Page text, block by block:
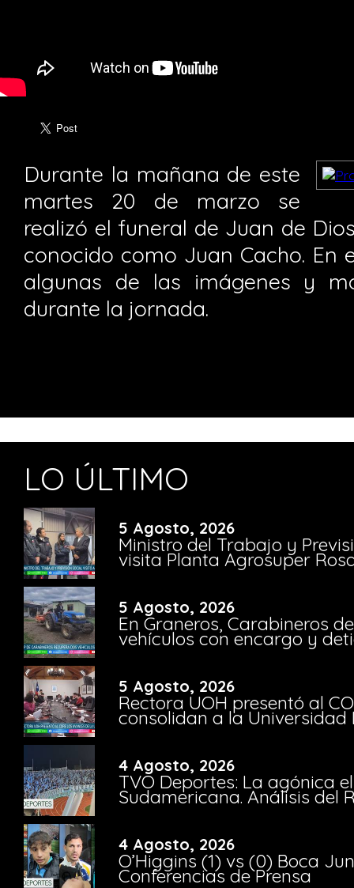
Durante la mañana de este
martes 20 de marzo se
realizó el funeral de Juan de
conocido como Juan Cacho. En
algunas de las imágenes y
durante la jornada.
LO ÚLTIMO
5 Agosto, 2026
Ministro del Trabajo y
visita Planta Agrosuper
5 Agosto, 2026
En Graneros, Carabineros
vehículos con encargo y
5 Agosto, 2026
Rectora UOH presentó al
consolidan a la Universidad
4 Agosto, 2026
TVO Deportes: La agónica
Sudamericana. Análisis del
4 Agosto, 2026
O’Higgins (1) vs (0) Boca
Conferencias de Prensa